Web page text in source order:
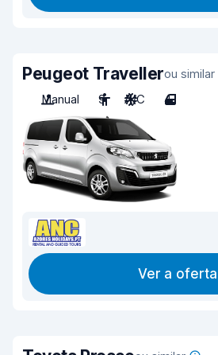
Peugeot Travellerou similar
Manual
9 A/C 4
Ver a oferta